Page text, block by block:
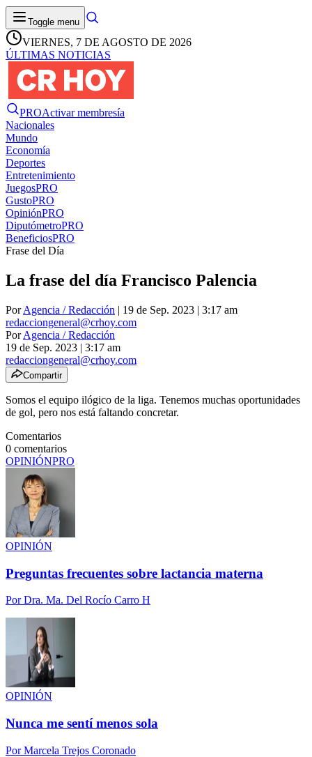
Toggle menu
VIERNES, 7 DE AGOSTO DE 2026
ÚLTIMAS NOTICIAS
PROActivar membresía
Nacionales
Mundo
Economía
Deportes
Entretenimiento
JuegosPRO
GustoPRO
OpiniónPRO
DiputómetroPRO
BeneficiosPRO
Frase del Día
La frase del día Francisco Palencia
PorAgencia / Redacción | 19 de Sep. 2023 | 3:17 am
redacciongeneral@crhoy.com
PorAgencia / Redacción
19 de Sep. 2023 | 3:17 am
redacciongeneral@crhoy.com
Compartir
Somos el equipo ilógico de la liga. Tenemos muchas oportunidades
de gol, pero nos está faltando concretar.
Comentarios
0 comentarios
OPINIÓNPRO
OPINIÓN
Preguntas frecuentes sobre lactancia materna
PorDra. Ma. Del Rocío Carro H
OPINIÓN
Nunca me sentí menos sola
PorMarcela Trejos Coronado